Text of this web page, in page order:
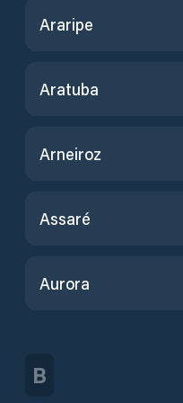
Araripe
Aratuba
Arneiroz
Assaré
Aurora
B